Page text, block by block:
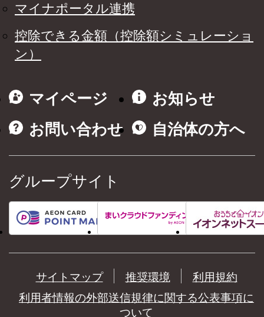
マイナポータル連携
控除できる金額（控除額シミュレーショ
ン）
マイページ
お知らせ
お問い合わせ
自治体の方へ
グループサイト
サイトマップ 推奨環境
利用規約
利用者情報の外部送信規律に関する公表事項に
ついて